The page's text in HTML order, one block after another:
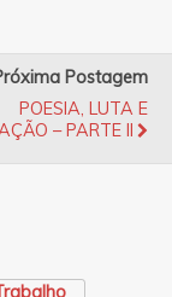
Postagem
POESIA, LUTA E
– PARTE II